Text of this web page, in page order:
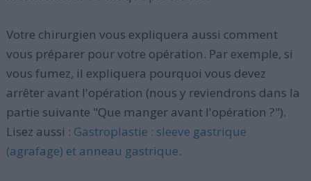
Votre chirurgien vous expliquera aussi comment
vous préparer pour votre opération. Par exemple, si
vous fumez, il expliquera pourquoi vous devez
arrêter avant l'opération (nous y reviendrons dans la
partie suivante "Que manger avant l'opération ?").
Lisez aussi : Gastroplastie : sleeve gastrique
(agrafage) et anneau gastrique.